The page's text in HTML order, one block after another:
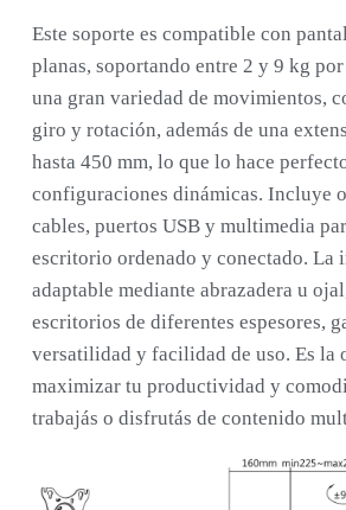
Este soporte es compatible con
planas, soportando entre 2 y 9 kg
una gran variedad de movimientos,
giro y rotación, además de una
hasta 450 mm, lo que lo hace
configuraciones dinámicas. Incluye
cables, puertos USB y multimedia
escritorio ordenado y conectado. La
adaptable mediante abrazadera u
escritorios de diferentes espesores,
versatilidad y facilidad de uso. Es la
maximizar tu productividad y
trabajás o disfrutás de contenido